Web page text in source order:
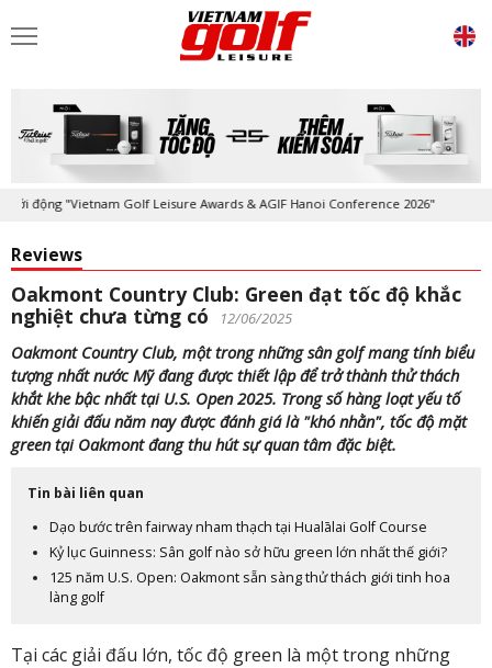
"Vietnam Golf Leisure Awards & AGIF Hanoi Conference 2026"
Reviews
Oakmont Country Club: Green đạt tốc độ khắc
nghiệt chưa từng có
12/06/2025
Oakmont Country Club, một trong những sân golf mang tính biểu
tượng nhất nước Mỹ đang được thiết lập để trở thành thử thách
khắt khe bậc nhất tại U.S. Open 2025. Trong số hàng loạt yếu tố
khiến giải đấu năm nay được đánh giá là "khó nhằn", tốc độ mặt
green tại Oakmont đang thu hút sự quan tâm đặc biệt.
Tin bài liên quan
Dạo bước trên fairway nham thạch tại Hualālai Golf Course
Kỷ lục Guinness: Sân golf nào sở hữu green lớn nhất thế giới?
125 năm U.S. Open: Oakmont sẵn sàng thử thách giới tinh hoa
làng golf
Tại các giải đấu lớn, tốc độ green là một trong những